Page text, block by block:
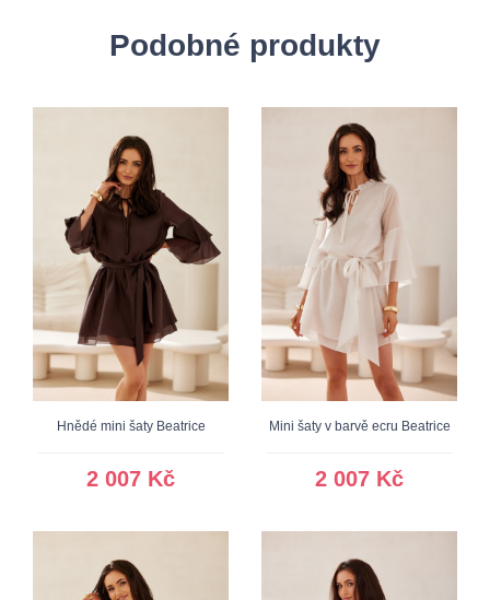
Podobné produkty
Hnědé mini šaty Beatrice
2 007 Kč
Mini šaty v barvě ecru Beatrice
2 007 Kč